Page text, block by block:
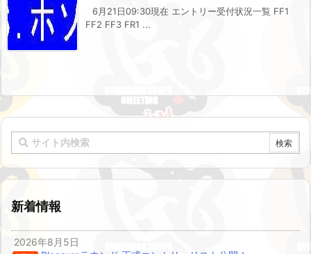
6月21日09:30現在 エントリー受付状況一覧 FF1
FF2 FF3 FR1 ...
新着情報
2026年8月5日